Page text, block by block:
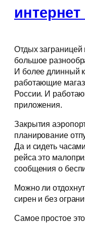
Отдых
большое
И более длинный
работающие
России. И
приложения.
Закрытия
планирование
Да и сидеть
рейса это
сообщения о
Можно ли
сирен и без
Самое простое